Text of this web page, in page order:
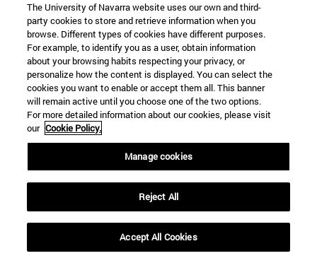
22 SEP
FUNCIÓN Y FICCIÓN. Varios artistas
Más información
The University of Navarra website uses our own and third-
party cookies to store and retrieve information when you
browse. Different types of cookies have different purposes.
For example, to identify you as a user, obtain information
about your browsing habits respecting your privacy, or
personalize how the content is displayed. You can select the
cookies you want to enable or accept them all. This banner
will remain active until you choose one of the two options.
For more detailed information about our cookies, please visit
our Cookie Policy.
Manage cookies
Reject All
Accept All Cookies